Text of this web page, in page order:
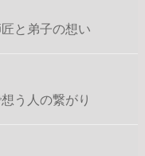
と弟子の想い
う人の繋がり